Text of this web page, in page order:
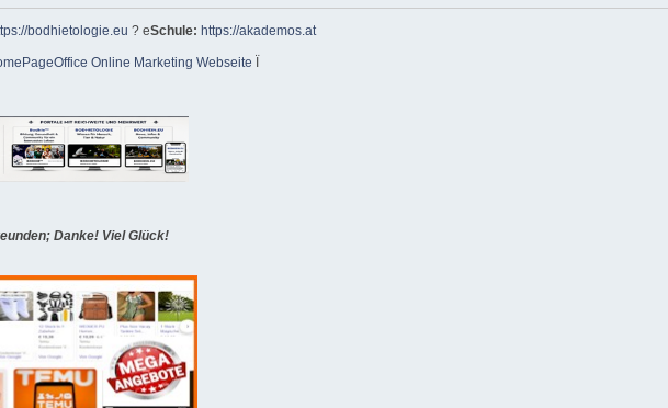
bodhietologie.eu ? eSchule: https://akademos.at
Online Marketing Webseite Ï
Danke! Viel Glück!